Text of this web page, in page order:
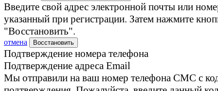
Введите свой адрес электронной почты или
указанный при регистрации. Затем нажмите
"Восстановить".
отмена Восстановить
Подтверждение номера телефона
Подтверждение адреса Email
Мы отправили на ваш номер телефона СМС с